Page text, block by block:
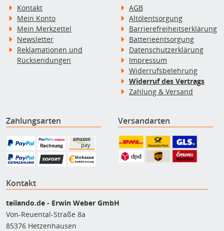
Kontakt
Mein Konto
Mein Merkzettel
Newsletter
Reklamationen und
Rücksendungen
AGB
Altölentsorgung
Barrierefreiheitserklärung
Batterieentsorgung
Datenschutzerklärung
Impressum
Widerrufsbelehrung
Widerruf des Vertrags
Zahlung & Versand
Zahlungsarten Versandarten
Kontakt
teilando.de - Erwin Weber GmbH
Von-Reuental-Straße 8a
85376 Hetzenhausen